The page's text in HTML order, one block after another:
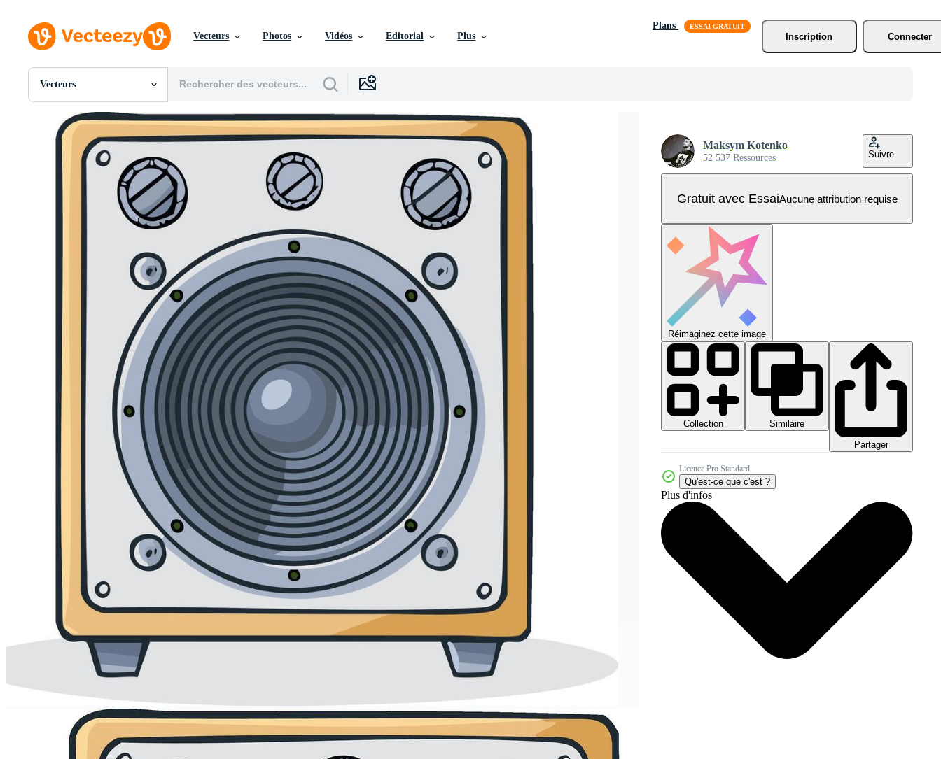
Vecteurs Photos Vidéos Editorial Plus
Plans
Inscription
Connecter
Vecteurs
Toutes Images
Photos
PNGs
PSDs
SVGs
Vecteurs
Motion graphics
Maksym Kotenko
52 537 Ressources Suivre
Gratuit avec EssaiAucune attribution requise
Réimaginez cette image
Collection
Similaire
Partager
Licence Pro Standard
Qu'est-ce que c'est ?
Plus d'infos